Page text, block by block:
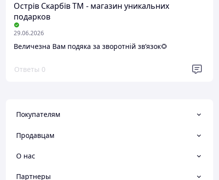
Недостатки
Немає
Острів Скарбів ТМ - магазин уникальних
подарков
29.06.2026
Величезна Вам подяка за зворотній звʼязок🌻
Ответы 0
Покупателям
Продавцам
О нас
Партнеры